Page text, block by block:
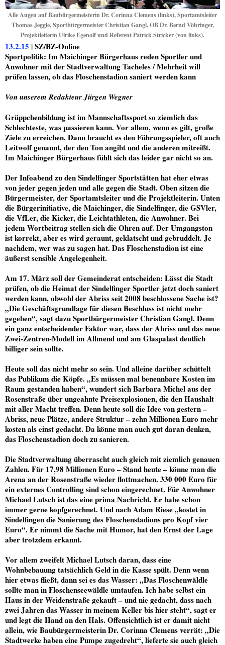
Alle Augen auf Baubürgermeisterin Dr. Corinna Clemens (links), Sportamtsleiter
Thomas Jeggle, Sportbürgermeister Christian Gangl, OB Dr. Bernd Vöhringer,
Projektleiterin Ulrike Egenolf und Referent Patrick Stricker (von links).
13.2.15 | SZ/BZ-Online
Sportpolitik: Im Maichinger Bürgerhaus reden Sportler und
Anwohner mit der Stadtverwaltung Tacheles / Mehrheit will
prüfen lassen, ob das Floschenstadion saniert werden kann
Von unserem Redakteur Jürgen Wegner
Grüppchenbildung ist im Mannschaftssport so ziemlich das
Schlechteste, was passieren kann. Vor allem, wenn es gilt, große
Ziele zu erreichen. Dann braucht es den Führungsspieler, oft auch
Leitwolf genannt, der den Ton angibt und die anderen mitreißt.
Im Maichinger Bürgerhaus fühlt sich das leider gar nicht so an.
Der Infoabend zu den Sindelfinger Sportstätten hat eher etwas
von jeder gegen jeden und alle gegen die Stadt. Oben sitzen die
Bürgermeister, der Sportamtsleiter und die Projektleiterin. Unten
die Bürgerinitiative, die Maichinger, die Sindelfinger, die GSVler,
die VfLer, die Kicker, die Leichtathleten, die Anwohner. Bei
jedem Wortbeitrag stellen sich die Ohren auf. Der Umgangston
ist korrekt, aber es wird geraunt, geklatscht und gebruddelt. Je
nachdem, wer was zu sagen hat. Das Floschenstadion ist eine
äußerst sensible Angelegenheit.
Am 17. März soll der Gemeinderat entscheiden: Lässt die Stadt
prüfen, ob die Heimat der Sindelfinger Sportler jetzt doch saniert
werden kann, obwohl der Abriss seit 2008 beschlossene Sache ist?
„Die Geschäftsgrundlage für diesen Beschluss ist nicht mehr
gegeben“, sagt dazu Sportbürgermeister Christian Gangl. Denn
ein ganz entscheidender Faktor war, dass der Abriss und das neue
Zwei-Zentren-Modell im Allmend und am Glaspalast deutlich
billiger sein sollte.
Heute soll das nicht mehr so sein. Und alleine darüber schüttelt
das Publikum die Köpfe. „Es müssen mal benennbare Kosten im
Raum gestanden haben“, wundert sich Barbara Michel aus der
Rosenstraße über ungeahnte Preisexplosionen, die den Haushalt
mit aller Macht treffen. Denn heute soll die Idee von gestern –
Abriss, neue Plätze, andere Struktur – zehn Millionen Euro mehr
kosten als einst gedacht. Da könne man auch gut daran denken,
das Floschenstadion doch zu sanieren.
Die Stadtverwaltung überrascht auch gleich mit ziemlich genauen
Zahlen. Für 17,98 Millionen Euro – Stand heute – könne man die
Arena an der Rosenstraße wieder flottmachen. 330 000 Euro für
ein externes Controlling sind schon eingerechnet. Für Anwohner
Michael Lutsch ist das eine prima Nachricht. Er habe schon
immer gerne kopfgerechnet. Und nach Adam Riese „kostet in
Sindelfingen die Sanierung des Floschenstadions pro Kopf vier
Euro“. Er nimmt die Sache mit Humor, hat den Ernst der Lage
aber trotzdem erkannt.
Vor allem zweifelt Michael Lutsch daran, dass eine
Wohnbebauung tatsächlich Geld in die Kasse spült. Denn wenn
hier etwas fließt, dann sei es das Wasser: „Das Floschenwäldle
sollte man in Floschenseewäldle umtaufen. Ich habe selbst ein
Haus in der Weidenstraße gekauft – und nie gedacht, dass nach
zwei Jahren das Wasser in meinem Keller bis hier steht“, sagt er
und legt die Hand an den Hals. Offensichtlich ist er damit nicht
allein, wie Baubürgermeisterin Dr. Corinna Clemens verrät: „Die
Stadtwerke haben eine Pumpe zugedreht“, lieferte sie auch gleich